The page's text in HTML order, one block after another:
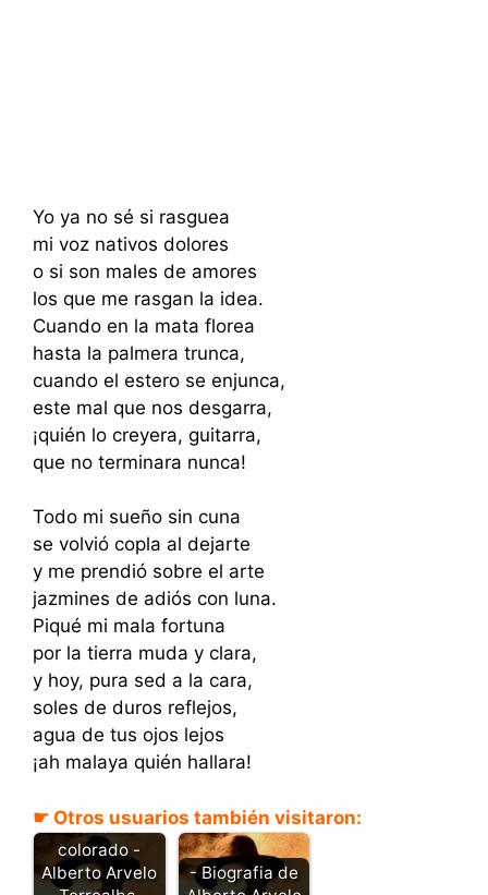
Yo ya no sé si rasguea
mi voz nativos dolores
o si son males de amores
los que me rasgan la idea.
Cuando en la mata florea
hasta la palmera trunca,
cuando el estero se enjunca,
este mal que nos desgarra,
¡quién lo creyera, guitarra,
que no terminara nunca!
Todo mi sueño sin cuna
se volvió copla al dejarte
y me prendió sobre el arte
jazmines de adiós con luna.
Piqué mi mala fortuna
por la tierra muda y clara,
y hoy, pura sed a la cara,
soles de duros reflejos,
agua de tus ojos lejos
¡ah malaya quién hallara!
☛ Otros usuarios también visitaron:
Clavelito
colorado -
Alberto Arvelo
- Biografia de